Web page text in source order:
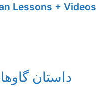
Lessons + Videos
داستان